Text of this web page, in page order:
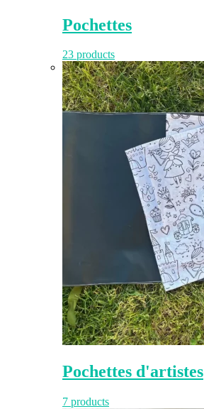
Pochettes
23 products
Pochettes d'artistes
7 products